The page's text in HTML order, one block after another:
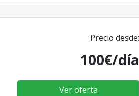
Precio desde:
100€/día
Ver oferta